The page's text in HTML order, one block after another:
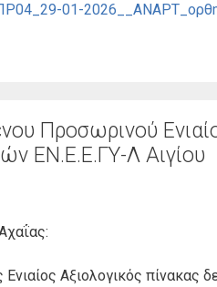
01-
Προσωρινού
ΕΝ.Ε.Ε.ΓΥ-Λ Αιγίου
Αξιολογικός πίνακας